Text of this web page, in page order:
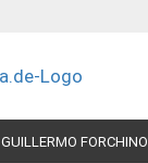
GUILLERMO FORCHINO